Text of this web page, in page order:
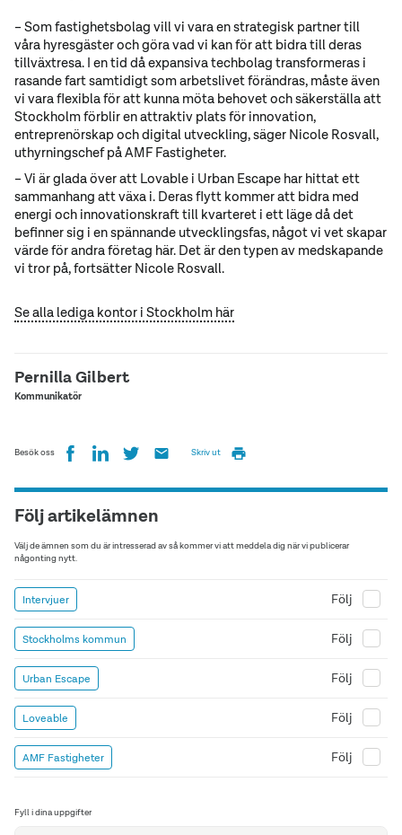
– Som fastighetsbolag vill vi vara en strategisk partner till
våra hyresgäster och göra vad vi kan för att bidra till deras
tillväxtresa. I en tid då expansiva techbolag transformeras i
rasande fart samtidigt som arbetslivet förändras, måste även
vi vara flexibla för att kunna möta behovet och säkerställa att
Stockholm förblir en attraktiv plats för innovation,
entreprenörskap och digital utveckling, säger Nicole Rosvall,
uthyrningschef på AMF Fastigheter.
– Vi är glada över att Lovable i Urban Escape har hittat ett
sammanhang att växa i. Deras flytt kommer att bidra med
energi och innovationskraft till kvarteret i ett läge då det
befinner sig i en spännande utvecklingsfas, något vi vet skapar
värde för andra företag här. Det är den typen av medskapande
vi tror på, fortsätter Nicole Rosvall.
Se alla lediga kontor i Stockholm här
Pernilla Gilbert
Kommunikatör
Besök oss Skriv ut
Följ artikelämnen
Välj de ämnen som du är intresserad av så kommer vi att meddela dig när vi publicerar
någonting nytt.
Intervjuer Följ
Stockholms kommun Följ
Urban Escape Följ
Loveable Följ
AMF Fastigheter Följ
Fyll i dina uppgifter